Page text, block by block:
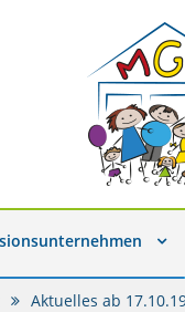
Aktuelles ab